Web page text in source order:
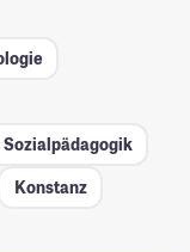
Sozialpädagogik
Konstanz